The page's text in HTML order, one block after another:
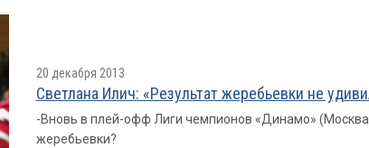
20 декабря 2013
Cветлана Илич: «Результат жеребьевки не
-Вновь в плей-офф Лиги чемпионов «Динамо»
жеребьевки?